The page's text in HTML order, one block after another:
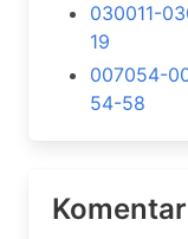
030011-
19
007054-
54-58